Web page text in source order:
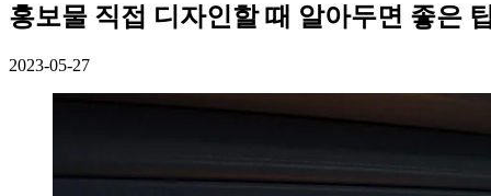
홍보물 직접 디자인할 때 알아두면 좋은
2023-05-27